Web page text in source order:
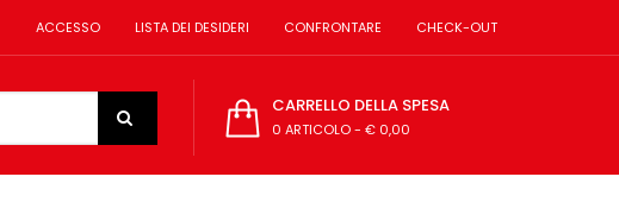
ACCESSO LISTA DEI DESIDERI CONFRONTARE CHECK-OUT
CARRELLO DELLA SPESA
0 ARTICOLO- € 0,00